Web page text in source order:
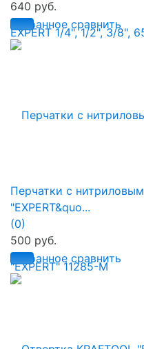
избранное сравнить
640 руб.
избранное сравнить
Перчатки с
"EXPERT&quo...
(0)
500 руб.